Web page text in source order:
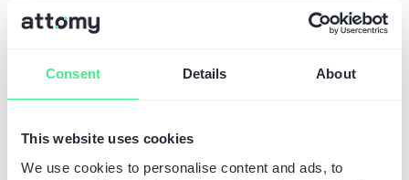
Consent Details About
This website uses cookies
We use cookies to personalise content and ads, to
Wykorzystujemy rozwiązania no-code i low-code,
które umożliwiają tworzenie systemów przy
ich utrzymanie, redukuje koszty oraz sprzyja
Nasz ekosystem pozwala na szybkie wdrażanie i